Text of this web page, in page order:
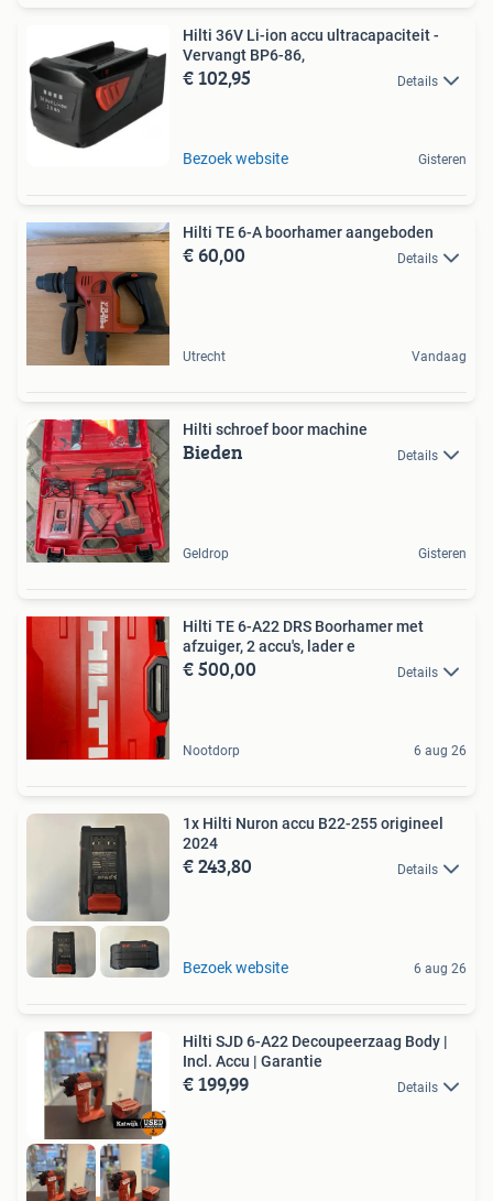
Hilti 36V Li-ion accu ultracapaciteit -
Vervangt BP6-86,
€ 102,95 Details
Bezoek website Gisteren
Hilti TE 6-A boorhamer aangeboden
€ 60,00 Details
Utrecht Vandaag
Hilti schroef boor machine
Bieden Details
Geldrop Gisteren
Hilti TE 6-A22 DRS Boorhamer met
afzuiger, 2 accu's, lader e
€ 500,00 Details
Nootdorp 6 aug 26
1x Hilti Nuron accu B22-255 origineel
2024
€ 243,80 Details
Bezoek website 6 aug 26
Hilti SJD 6-A22 Decoupeerzaag Body |
Incl. Accu | Garantie
€ 199,99 Details